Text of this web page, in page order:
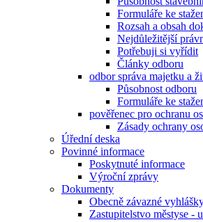
Formuláře ke
Rozsah a obsah
Nejdůležitější
Potřebuji si vyřídit
Články odboru
odbor správa majetku a
Působnost odboru
Formuláře ke
pověřenec pro ochranu
Zásady ochrany
Úřední deska
Povinné informace
Poskytnuté informace
Výroční zprávy
Dokumenty
Obecně závazné
Zastupitelstvo městyse -